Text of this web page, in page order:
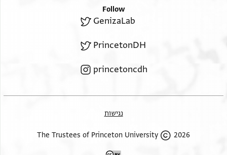
Follow
GenizaLab
PrincetonDH
princetoncdh
נגישות
2026 The Trustees of Princeton University